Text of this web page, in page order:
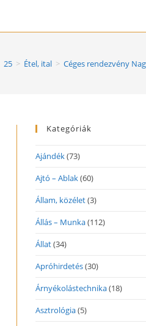
25 > Étel, ital > Céges rendezvény
Kategóriák
Ajándék(73)
Ajtó – Ablak(60)
Állam, közélet(3)
Állás – Munka(112)
Állat(34)
Apróhirdetés(30)
Árnyékolástechnika(18)
Asztrológia(5)